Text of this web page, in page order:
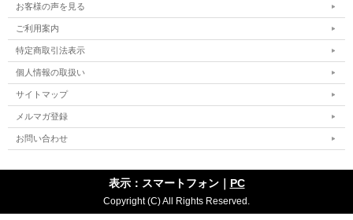
お客様の声を見る
ご利用案内
特定商取引法表示
個人情報の取扱い
サイトマップ
メルマガ登録
お問い合わせ
表示：スマートフォン｜ PC
Copyright (C) All Rights Reserved.